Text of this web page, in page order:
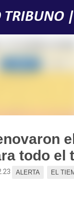
todo el
ALERTA EL